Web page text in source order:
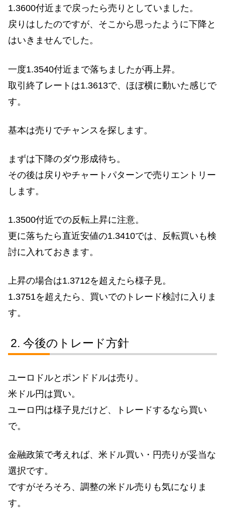
1.3600付近まで戻ったら売りとしていました。
戻りはしたのですが、そこから思ったように下降と
はいきませんでした。
一度1.3540付近まで落ちましたが再上昇。
取引終了レートは1.3613で、ほぼ横に動いた感じで
す。
基本は売りでチャンスを探します。
まずは下降のダウ形成待ち。
その後は戻りやチャートパターンで売りエントリー
します。
1.3500付近での反転上昇に注意。
更に落ちたら直近安値の1.3410では、反転買いも検
討に入れておきます。
上昇の場合は1.3712を超えたら様子見。
1.3751を超えたら、買いでのトレード検討に入りま
す。
今後のトレード方針
ユーロドルとポンドドルは売り。
米ドル円は買い。
ユーロ円は様子見だけど、トレードするなら買い
で。
金融政策で考えれば、米ドル買い・円売りが妥当な
選択です。
ですがそろそろ、調整の米ドル売りも気になりま
す。